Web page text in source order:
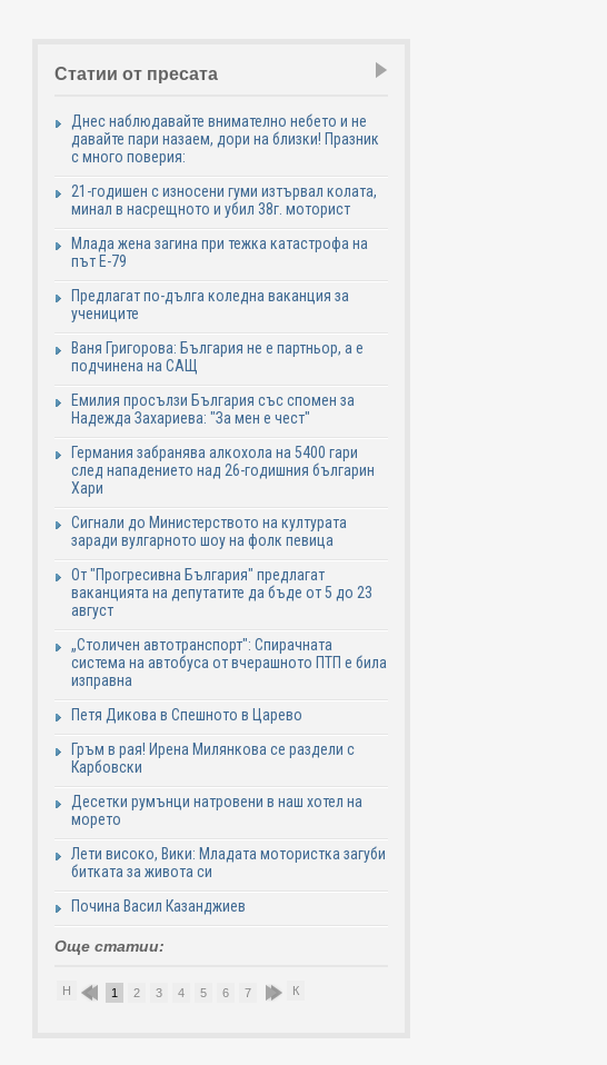
Статии от пресата
Днес наблюдавайте внимателно небето и не
давайте пари назаем, дори на близки! Празник
с много поверия:
21-годишен с износени гуми изтървал колата,
минал в насрещното и убил 38г. моторист
Млада жена загина при тежка катастрофа на
път Е-79
Предлагат по-дълга коледна ваканция за
учениците
Ваня Григорова: България не е партньор, а е
подчинена на САЩ
Емилия просълзи България със спомен за
Надежда Захариева: "За мен е чест"
Германия забранява алкохола на 5400 гари
след нападението над 26-годишния българин
Хари
Сигнали до Министерството на културата
заради вулгарното шоу на фолк певица
От "Прогресивна България" предлагат
ваканцията на депутатите да бъде от 5 до 23
август
„Столичен автотранспорт": Спирачната
система на автобуса от вчерашното ПТП е била
изправна
Петя Дикова в Спешното в Царево
Гръм в рая! Ирена Милянкова се раздели с
Карбовски
Десетки румънци натровени в наш хотел на
морето
Лети високо, Вики: Младата мотористка загуби
битката за живота си
Почина Васил Казанджиев
Още статии:
Н 1 2 3 4 5 6 7 8 9К